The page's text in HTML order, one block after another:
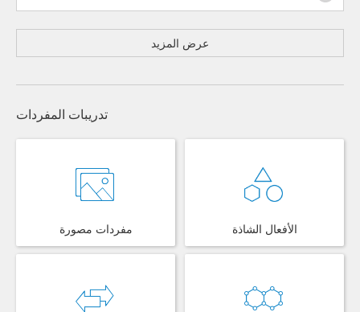
عرض المزيد
تدريبات المفردات
مفردات مصورة الأفعال الشاذة